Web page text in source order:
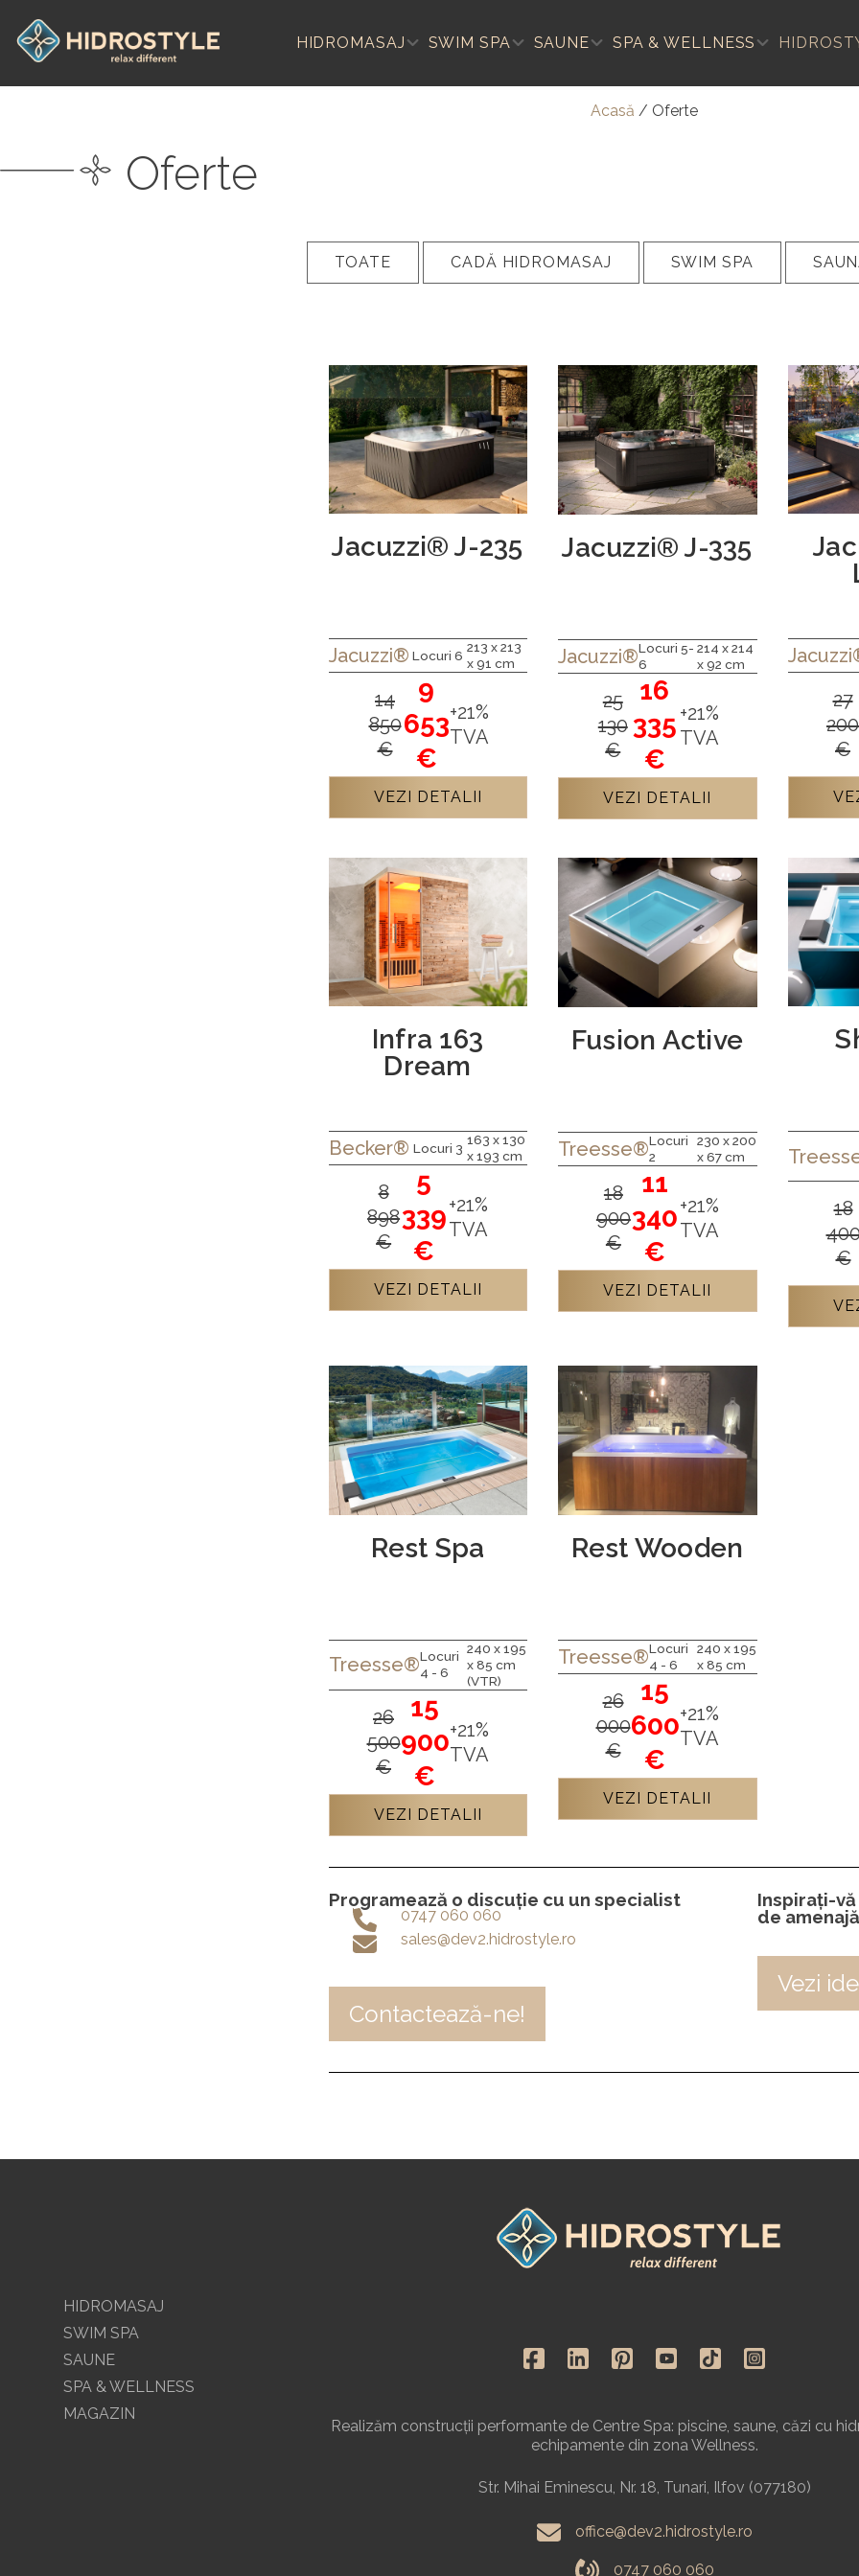
content
HIDROMASAJ SWIM SPA SAUNE SPA & WELLNESS
Acasă / Oferte
Oferte
TOATE CADĂ HIDROMASAJ SWIM SPA
Jacuzzi® J-235
Jacuzzi® Locuri 6
213 x 213
x 91 cm
14
850
€
9
653
€
+21%
TVA
VEZI DETALII
Jacuzzi® J-335
Jacuzzi®Locuri 5-
6
214 x 214
x 92 cm
25
130
€
16
335
€
+21%
TVA
VEZI DETALII
27
200
€
Infra 163
Dream
Becker® Locuri 3
163 x 130
x 193 cm
8
898
€
5
339
€
+21%
TVA
VEZI DETALII
Fusion Active
Treesse®Locuri
2
230 x 200
x 67 cm
18
900
€
11
340
€
+21%
TVA
VEZI DETALII
18
€
Rest Spa
Treesse®Locuri
4 - 6
240 x 195
x 85 cm
(VTR)
26
500
€
15
900
€
+21%
TVA
VEZI DETALII
Rest Wooden
Treesse®Locuri
4 - 6
240 x 195
x 85 cm
26
000
€
15
600
€
+21%
TVA
VEZI DETALII
Programează o discuție cu un specialist
0747 060 060
sales@dev2.hidrostyle.ro
Contactează-ne!
Inspirați-
de
Vezi
HIDROMASAJ
SWIM SPA
SAUNE
SPA & WELLNESS
MAGAZIN
Realizăm construcții performante de Centre Spa: piscine, saune, căzi cu
echipamente din zona Wellness.
Str. Mihai Eminescu, Nr. 18, Tunari, Ilfov (077180)
office@dev2.hidrostyle.ro
0747 060 060